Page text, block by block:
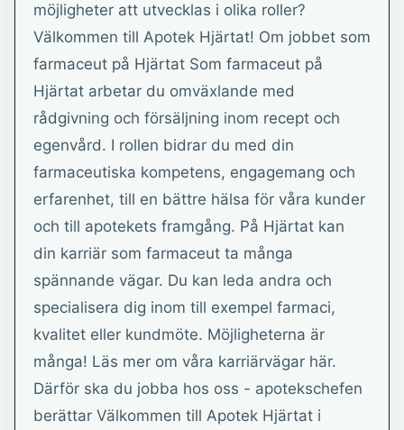
möjligheter att utvecklas i olika roller?
Välkommen till Apotek Hjärtat! Om jobbet som
farmaceut på Hjärtat Som farmaceut på
Hjärtat arbetar du omväxlande med
rådgivning och försäljning inom recept och
egenvård. I rollen bidrar du med din
farmaceutiska kompetens, engagemang och
erfarenhet, till en bättre hälsa för våra kunder
och till apotekets framgång. På Hjärtat kan
din karriär som farmaceut ta många
spännande vägar. Du kan leda andra och
specialisera dig inom till exempel farmaci,
kvalitet eller kundmöte. Möjligheterna är
många! Läs mer om våra karriärvägar här.
Därför ska du jobba hos oss - apotekschefen
berättar Välkommen till Apotek Hjärtat i